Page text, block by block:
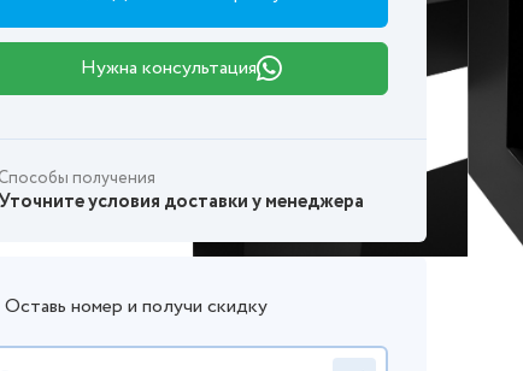
Нужна консультация
Способы получения
условия доставки у менеджера
Оставь номер и получи скидку